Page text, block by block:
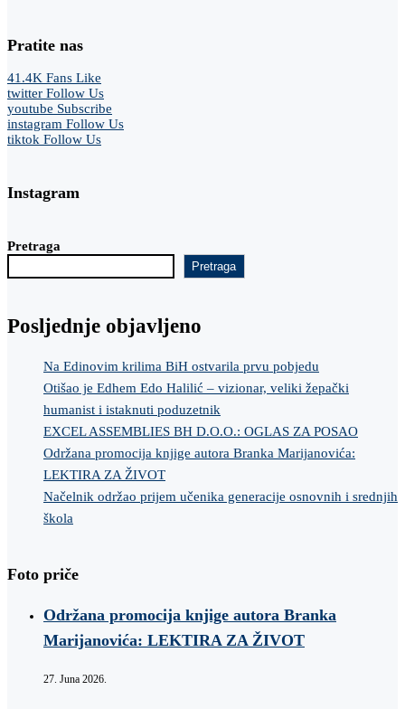
Pratite nas
41.4K Fans Like
twitter Follow Us
youtube Subscribe
instagram Follow Us
tiktok Follow Us
Instagram
Pretraga
Pretraga
Posljednje objavljeno
Na Edinovim krilima BiH ostvarila prvu pobjedu
Otišao je Edhem Edo Halilić – vizionar, veliki žepački
humanist i istaknuti poduzetnik
EXCEL ASSEMBLIES BH D.O.O.: OGLAS ZA POSAO
Održana promocija knjige autora Branka Marijanovića:
LEKTIRA ZA ŽIVOT
Načelnik održao prijem učenika generacije osnovnih i srednjih
škola
Foto priče
Održana promocija knjige autora Branka
Marijanovića: LEKTIRA ZA ŽIVOT
27. Juna 2026.